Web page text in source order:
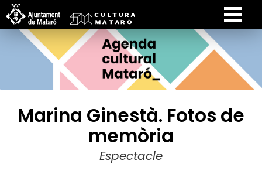
Marina Ginestà. Fotos de
memòria
Espectacle